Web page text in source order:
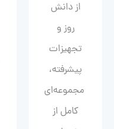
از دانش
روز و
تجهیزات
پیشرفته،
مجموعه‌ای
کامل از